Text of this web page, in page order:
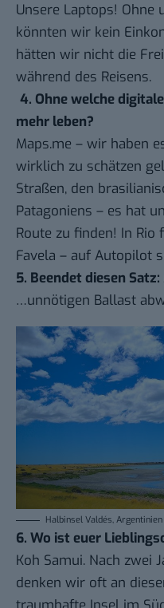
Unsere Laptops! Ohne
könnten wir kein
hätten wir nicht die
während des Reisens.
4. Ohne welche
mehr leben?
Maps.me – wir haben
wirklich zu schätzen
Straßen, den
Patagoniens – es hat
Route zu finden! In Rio
Favela – auf Autopilot
5. Beendet diesen
…unnötigen Ballast
Halbinsel Valdés,
6. Wo ist euer
Koh Samui. Nach zwei
denken wir oft an